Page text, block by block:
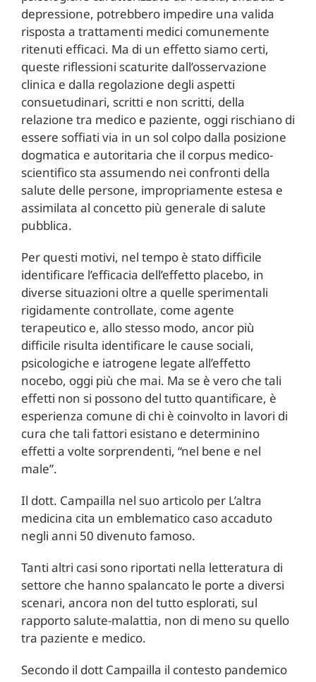
depressione, potrebbero impedire una valida
risposta a trattamenti medici comunemente
ritenuti efficaci. Ma di un effetto siamo certi,
queste riflessioni scaturite dall’osservazione
clinica e dalla regolazione degli aspetti
consuetudinari, scritti e non scritti, della
relazione tra medico e paziente, oggi rischiano di
essere soffiati via in un sol colpo dalla posizione
dogmatica e autoritaria che il corpus medico-
scientifico sta assumendo nei confronti della
salute delle persone, impropriamente estesa e
assimilata al concetto più generale di salute
pubblica.
Per questi motivi, nel tempo è stato difficile
identificare l’efficacia dell’effetto placebo, in
diverse situazioni oltre a quelle sperimentali
rigidamente controllate, come agente
terapeutico e, allo stesso modo, ancor più
difficile risulta identificare le cause sociali,
psicologiche e iatrogene legate all’effetto
nocebo, oggi più che mai. Ma se è vero che tali
effetti non si possono del tutto quantificare, è
esperienza comune di chi è coinvolto in lavori di
cura che tali fattori esistano e determinino
effetti a volte sorprendenti, “nel bene e nel
male”.
Il dott. Campailla nel suo articolo per L’altra
medicina cita un emblematico caso accaduto
negli anni 50 divenuto famoso.
Tanti altri casi sono riportati nella letteratura di
settore che hanno spalancato le porte a diversi
scenari, ancora non del tutto esplorati, sul
rapporto salute-malattia, non di meno su quello
tra paziente e medico.
Secondo il dott Campailla il contesto pandemico